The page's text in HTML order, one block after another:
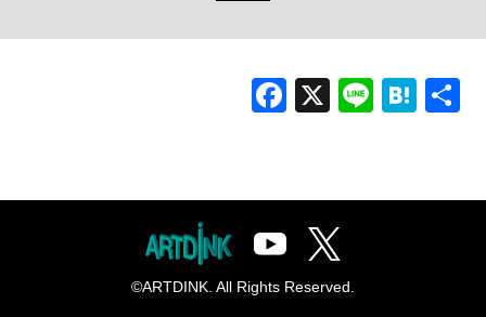
Facebook
X Line
©ARTDINK. All Rights Reserved.